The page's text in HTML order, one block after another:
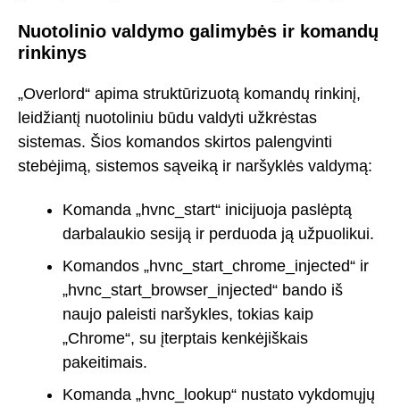
Nuotolinio valdymo galimybės ir komandų
rinkinys
„Overlord“ apima struktūrizuotą komandų rinkinį,
leidžiantį nuotoliniu būdu valdyti užkrėstas
sistemas. Šios komandos skirtos palengvinti
stebėjimą, sistemos sąveiką ir naršyklės valdymą:
Komanda „hvnc_start“ inicijuoja paslėptą
darbalaukio sesiją ir perduoda ją užpuolikui.
Komandos „hvnc_start_chrome_injected“ ir
„hvnc_start_browser_injected“ bando iš
naujo paleisti naršykles, tokias kaip
„Chrome“, su įterptais kenkėjiškais
pakeitimais.
Komanda „hvnc_lookup“ nustato vykdomųjų